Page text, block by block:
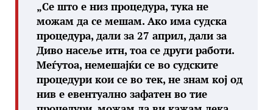
„Се што е низ процедура, тука не
можам да се мешам. Ако има судска
процедура, дали за 27 април, дали за
Диво насеље итн, тоа се други работи.
Меѓутоа, немешајќи се во судските
процедури кои се во тек, не знам кој од
нив е евентуално зафатен во тие